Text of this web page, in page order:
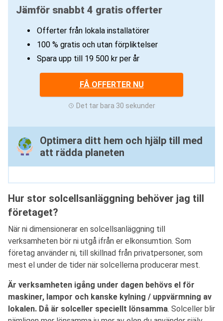
Jämför snabbt 4 gratis offerter
Offerter från lokala installatörer
100 % gratis och utan förpliktelser
Spara upp till 19 500 kr per år
FÅ OFFERTER NU
Det tar bara 30 sekunder
Optimera ditt hem och hjälp till med
att rädda planeten
Hur stor solcellsanläggning behöver jag till
företaget?
När ni dimensionerar en solcellsanläggning till
verksamheten bör ni utgå ifrån er elkonsumtion. Som
företag använder ni, till skillnad från privatpersoner, som
mest el under de tider när solcellerna producerar mest.
Är verksamheten igång under dagen behövs el för
maskiner, lampor och kanske kylning / uppvärmning av
lokalen. Då är solceller speciellt lönsamma. Solceller blir